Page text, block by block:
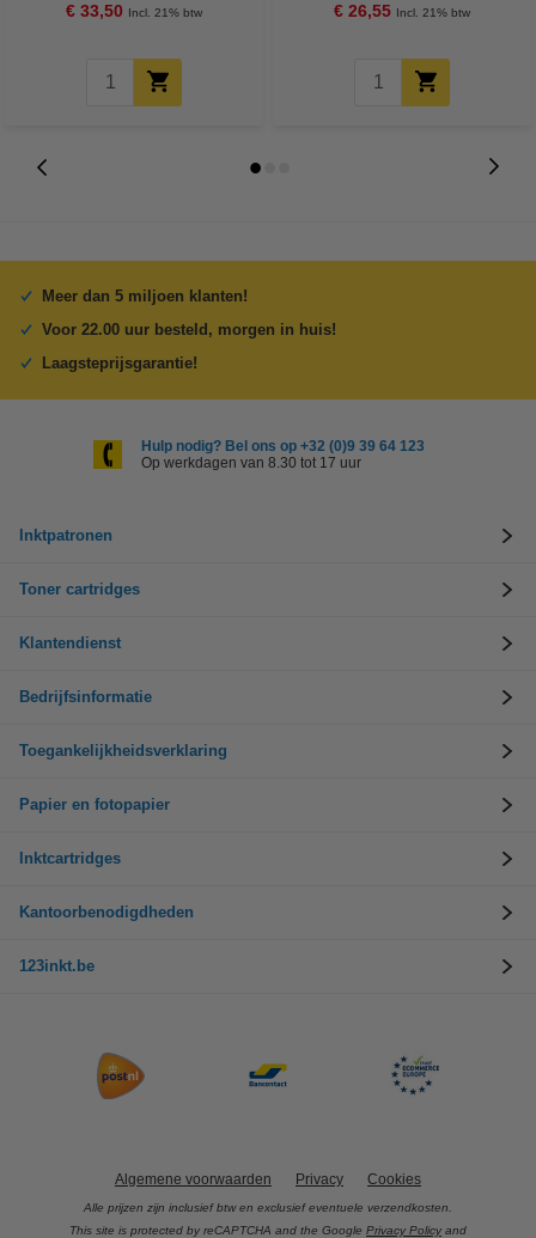
€ 33,50 Incl. 21% btw € 26,55 Incl. 21% btw
Meer dan 5 miljoen klanten!
Voor 22.00 uur besteld, morgen in huis!
Laagsteprijsgarantie!
Hulp nodig? Bel ons op +32 (0)9 39 64 123
Op werkdagen van 8.30 tot 17 uur
Inktpatronen
Toner cartridges
Klantendienst
Bedrijfsinformatie
Toegankelijkheidsverklaring
Papier en fotopapier
Inktcartridges
Kantoorbenodigdheden
123inkt.be
Algemene voorwaarden Privacy Cookies
Alle prijzen zijn inclusief btw en exclusief eventuele verzendkosten.
This site is protected by reCAPTCHA and the Google Privacy Policy and